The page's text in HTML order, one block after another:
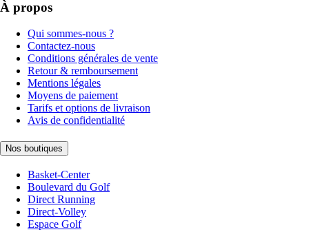
À propos
Qui sommes-nous ?
Contactez-nous
Conditions générales de vente
Retour & remboursement
Mentions légales
Moyens de paiement
Tarifs et options de livraison
Avis de confidentialité
Nos boutiques
Basket-Center
Boulevard du Golf
Direct Running
Direct-Volley
Espace Golf